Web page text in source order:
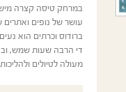
במרחק טיסה קצרה
עושר של נופים
די הרבה שעות שמש,
מעולה לטיולים